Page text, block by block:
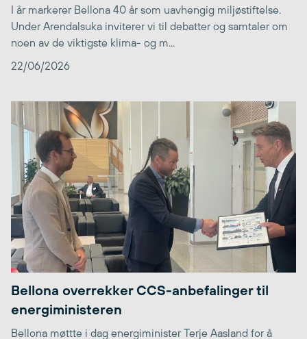
I år markerer Bellona 40 år som uavhengig miljøstiftelse.
Under Arendalsuka inviterer vi til debatter og samtaler om
noen av de viktigste klima- og m...
22/06/2026
Bellona overrekker CCS-anbefalinger til
energiministeren
Bellona møttte i dag energiminister Terje Aasland for å